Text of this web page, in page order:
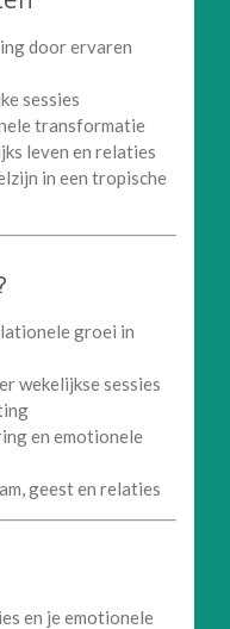
door ervaren
sessies
transformatie
leven en relaties
in een tropische
groei in
wekelijkse sessies
en emotionele
geest en relaties
en je emotionele